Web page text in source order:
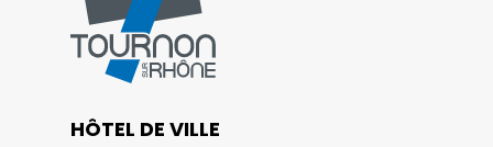
HÔTEL DE VILLE